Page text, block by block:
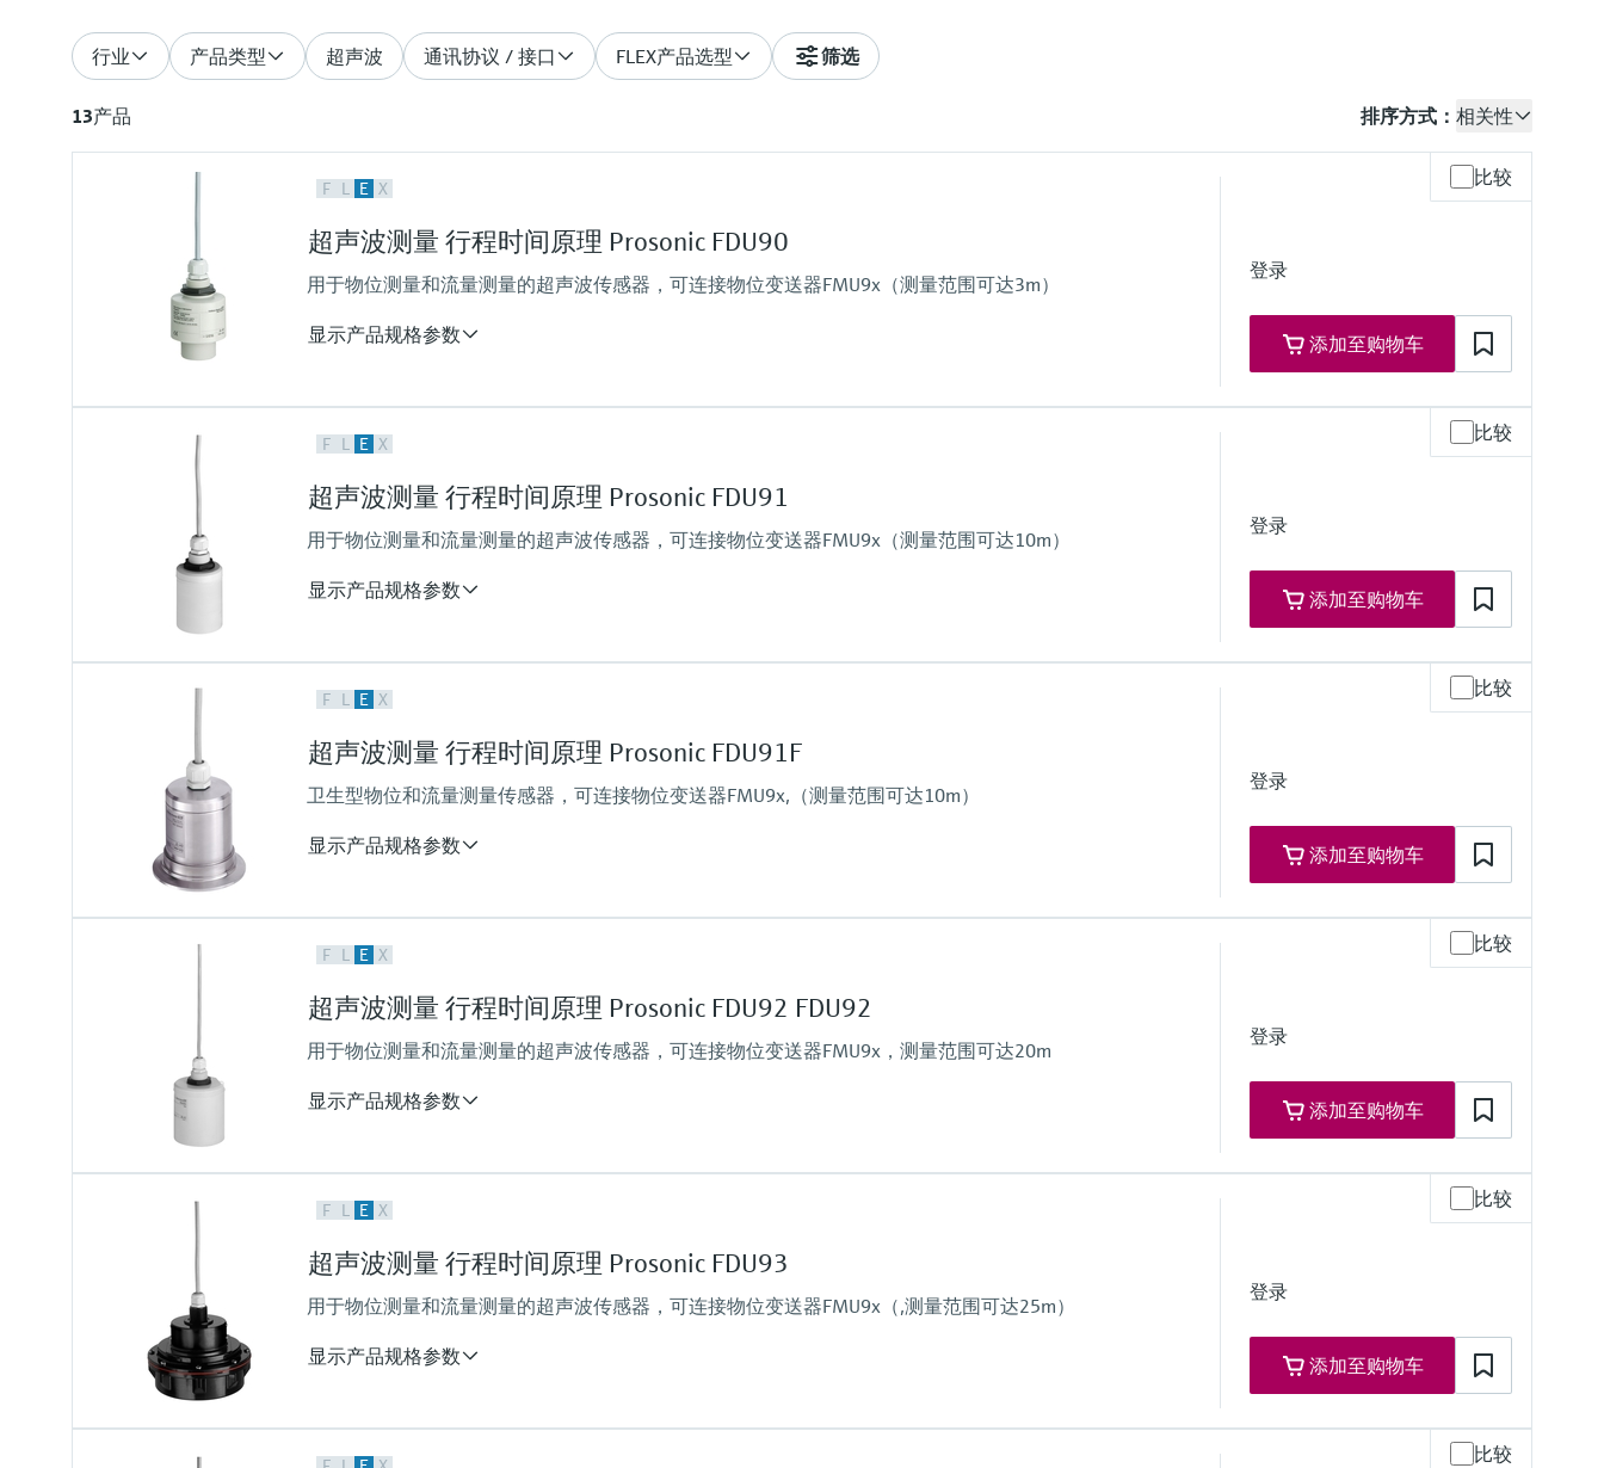
行业 产品类型 超声波 通讯协议 / 接口 FLEX产品选型 筛选
13产品 排序方式： 相关性
F L E X 比较
超声波测量 行程时间原理 Prosonic FDU90
用于物位测量和流量测量的超声波传感器，可连接物位变送器FMU9x（测量范围可达3m）
显示产品规格参数
登录
添加至购物车
测量精度
过程温度
-40...80 °C
(-40...176 °F)
过程压力（绝压）/最大过压限定值
0.7 bar ... 4 bar abs
(10 psi ... 58 psi)
PVDF (IP68 / NEMA6P)
F L E X 比较
超声波测量 行程时间原理 Prosonic FDU91
用于物位测量和流量测量的超声波传感器，可连接物位变送器FMU9x（测量范围可达10m）
显示产品规格参数
登录
添加至购物车
测量精度
过程温度
-40...80 °C
(-40...176 °F)
0.7...4 bar abs
(10...58 psi)
F L E X 比较
超声波测量 行程时间原理 Prosonic FDU91F
卫生型物位和流量测量传感器，可连接物位变送器FMU9x,（测量范围可达10m）
显示产品规格参数
登录
添加至购物车
测量精度
过程温度
-40...105 °C
(-40...221 °F)
过程压力（绝压）/最大过压限定值
0.7...4 bar abs
F L E X 比较
超声波测量 行程时间原理 Prosonic FDU92 FDU92
用于物位测量和流量测量的超声波传感器，可连接物位变送器FMU9x，测量范围可达20m
显示产品规格参数
登录
添加至购物车
测量精度
过程温度
-40...95 °C
(–40...203 °F)
过程压力（绝压）/最大过压限定值
0.7...4 bar abs
(10 psi ... 58 psi)
PVDF（整体焊接，IP68 / NEMA 6P）
F L E X 比较
超声波测量 行程时间原理 Prosonic FDU93
用于物位测量和流量测量的超声波传感器，可连接物位变送器FMU9x（,测量范围可达25m）
显示产品规格参数
登录
添加至购物车
测量精度
比较